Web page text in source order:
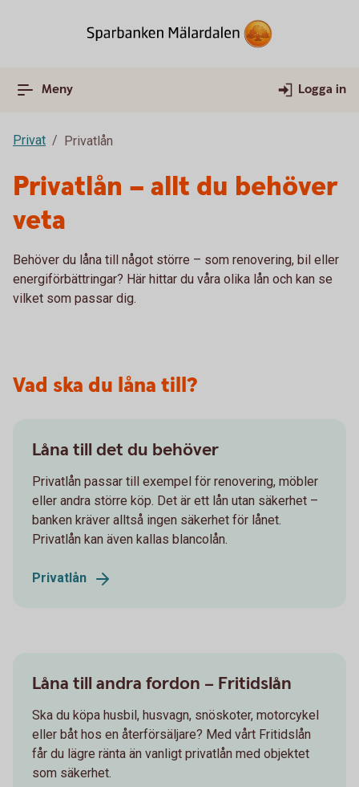
Meny Logga in
Privat Privatlån
Privatlån – allt du behöver
veta
Behöver du låna till något större – som renovering, bil eller
energiförbättringar? Här hittar du våra olika lån och kan se
vilket som passar dig.
Vad ska du låna till?
Låna till det du behöver
Privatlån passar till exempel för renovering, möbler
eller andra större köp. Det är ett lån utan säkerhet –
banken kräver alltså ingen säkerhet för lånet.
Privatlån kan även kallas blancolån.
Privatlån
Låna till andra fordon – Fritidslån
Ska du köpa husbil, husvagn, snöskoter, motorcykel
eller båt hos en återförsäljare? Med vårt Fritidslån
får du lägre ränta än vanligt privatlån med objektet
som säkerhet.